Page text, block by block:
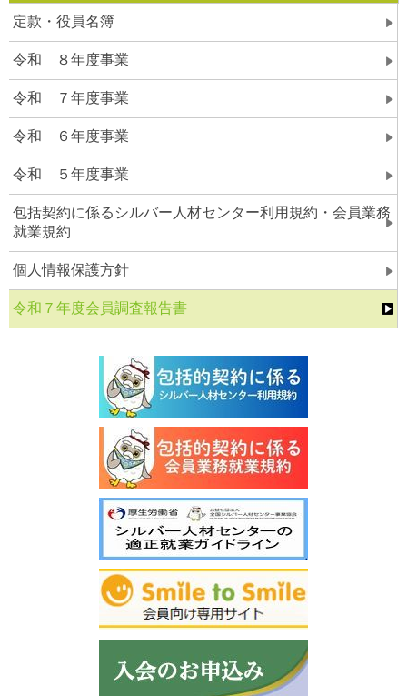
定款・役員名簿
令和 ８年度事業
令和 ７年度事業
令和 ６年度事業
令和 ５年度事業
包括契約に係るシルバー人材センター利用規約・会員業務
就業規約
個人情報保護方針
令和７年度会員調査報告書